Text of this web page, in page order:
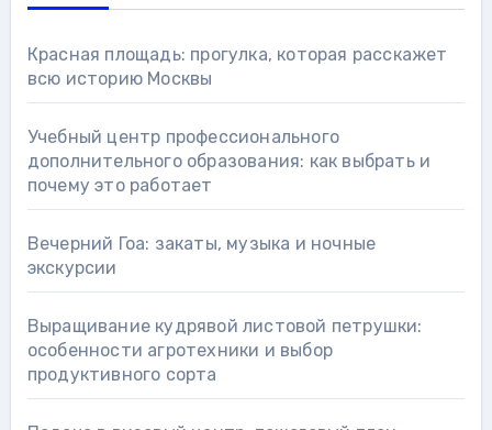
Красная площадь: прогулка, которая расскажет
всю историю Москвы
Учебный центр профессионального
дополнительного образования: как выбрать и
почему это работает
Вечерний Гоа: закаты, музыка и ночные
экскурсии
Выращивание кудрявой листовой петрушки:
особенности агротехники и выбор
продуктивного сорта